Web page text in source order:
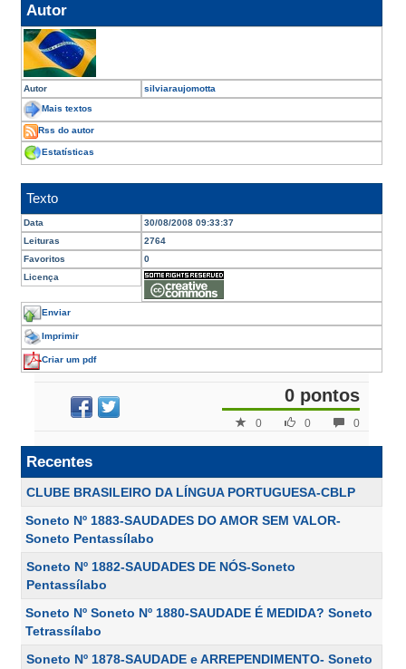
Autor
Autor silviaraujomotta
Mais textos
Rss do autor
Estatísticas
Texto
Data
30/08/2008 09:33:37
Leituras
2764
Favoritos
0
Licença
Enviar
Imprimir
Criar um pdf
0 pontos
0
0
0
Recentes
CLUBE BRASILEIRO DA LÍNGUA PORTUGUESA-CBLP
Soneto Nº 1883-SAUDADES DO AMOR SEM VALOR-
Soneto Pentassílabo
Soneto Nº 1882-SAUDADES DE NÓS-Soneto
Pentassílabo
Soneto Nº Soneto Nº 1880-SAUDADE É MEDIDA? Soneto
Tetrassílabo
Soneto Nº 1878-SAUDADE e ARREPENDIMENTO- Soneto